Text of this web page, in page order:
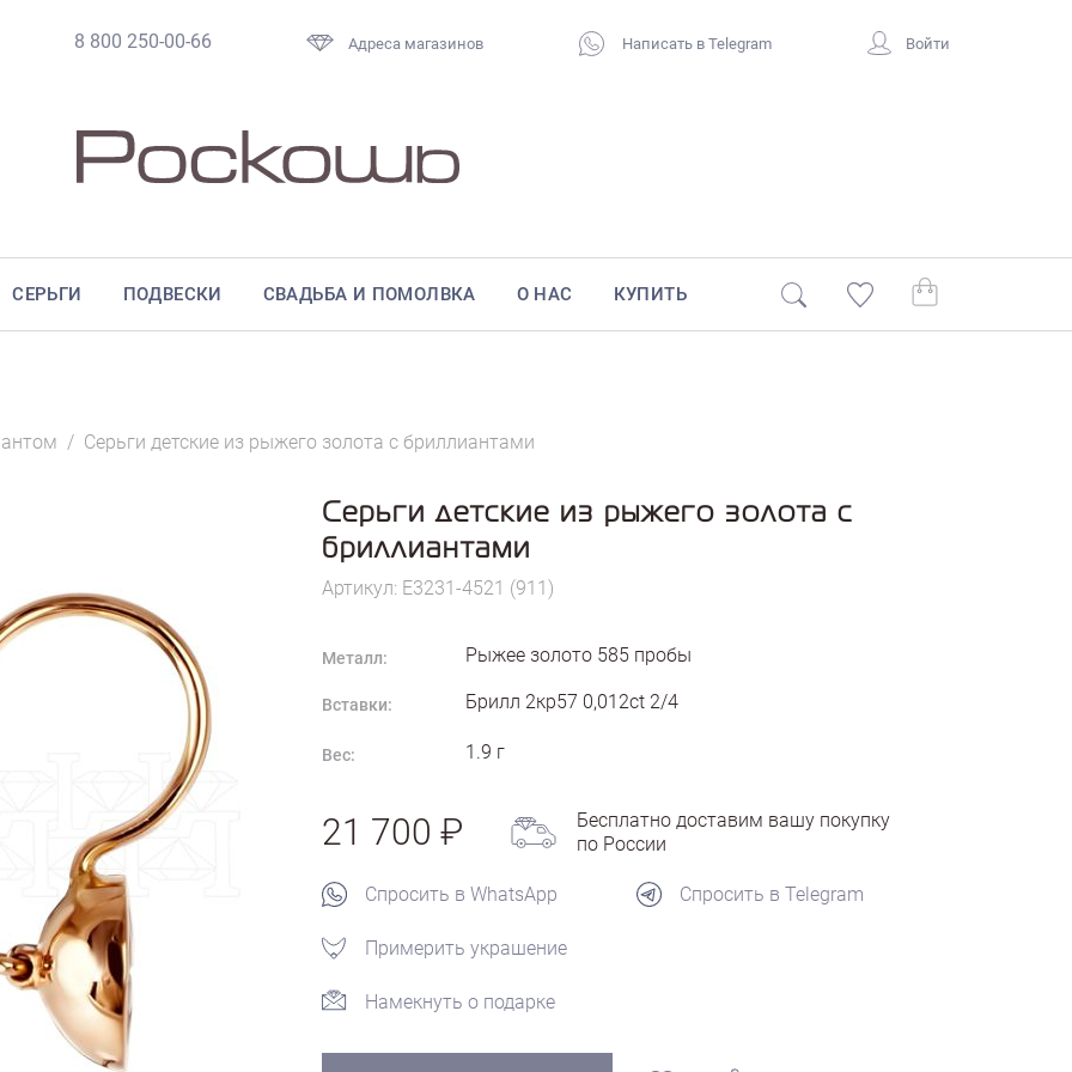
8 800 250-00-66 Адреса магазинов Написать в Telegram Войти
СЕРЬГИ ПОДВЕСКИ СВАДЬБА И ПОМОЛВКА О НАС КУПИТЬ
/ Серьги детские из рыжего золота с бриллиантами
Серьги детские из рыжего золота с
бриллиантами
Артикул: E3231-4521 (911)
Металл: Рыжее золото 585 пробы
Вставки: Брилл 2кр57 0,012ct 2/4
Вес: 1.9 г
21 700
Бесплатно доставим вашу покупку
по России
Спросить в WhatsApp Спросить в Telegram
Примерить украшение
Намекнуть о подарке